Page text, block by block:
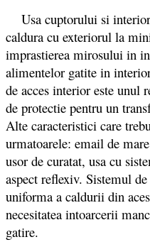
Usa cuptorului si
caldura cu exteriorul la
imprastierea mirosului in
alimentelor gatite in
de acces interior este unul
de protectie pentru un
Alte caracteristici care
urmatoarele: email de
usor de curatat, usa cu
aspect reflexiv. Sistemul
uniforma a caldurii din
necesitatea intoarcerii
gatire.